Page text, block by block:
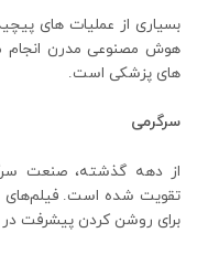
بسیاری از عملیات های
هوش مصنوعی مدرن انجام
های پزشکی است.
سرگرمی
از دهه گذشته، صنعت
تقویت شده است. فیلم‌های
برای روشن کردن پیشرفت